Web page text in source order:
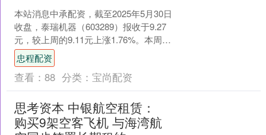
本站消息中承配资，截至2025年5月30日
收盘，泰瑞机器（603289）报收于9.27
元，较上周的9.11元上涨1.76%。本周，
泰瑞机器5月29日盘中最高价报....
忠程配资
查看： 88 分类： 宝尚配资
思考资本 中银航空租赁：
购买9架空客飞机 与海湾航